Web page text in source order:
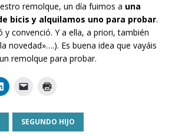
remolque, un día fuimos a una
bicis y alquilamos uno para probar.
convenció. Y a ella, a priori, también
novedad»….). Es buena idea que vayáis
remolque para probar.
SEGUNDO HIJO